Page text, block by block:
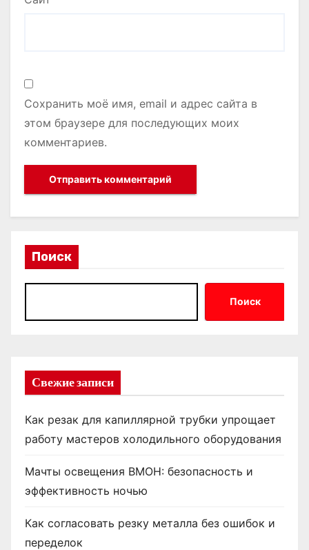
Сохранить моё имя, email и адрес сайта в
этом браузере для последующих моих
комментариев.
Поиск
Поиск
Свежие записи
Как резак для капиллярной трубки упрощает
работу мастеров холодильного оборудования
Мачты освещения ВМОН: безопасность и
эффективность ночью
Как согласовать резку металла без ошибок и
переделок